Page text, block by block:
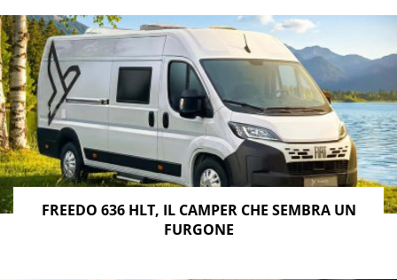
FREEDO 636 HLT, IL CAMPER CHE SEMBRA UN
FURGONE